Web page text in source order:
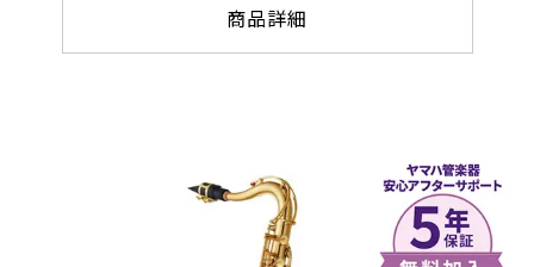
商品詳細